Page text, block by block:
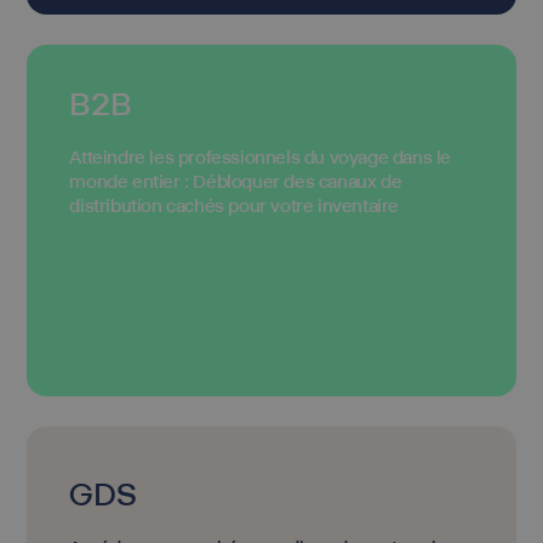
B2B
Atteindre les professionnels du voyage dans le
monde entier : Débloquer des canaux de
distribution cachés pour votre inventaire
GDS